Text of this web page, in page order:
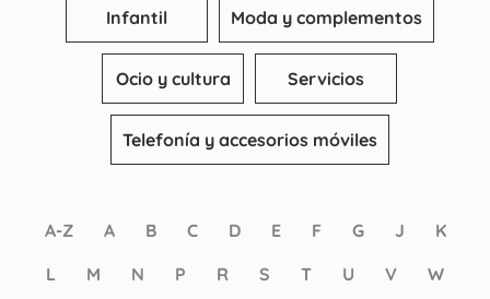
Infantil Moda y complementos
Ocio y cultura Servicios
Telefonía y accesorios móviles
A-Z A B C D E F G J
K
L
M N P R S T U V
W